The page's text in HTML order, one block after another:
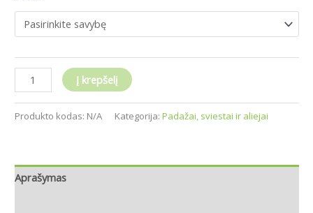
Į krepšelį
Produkto kodas: N/A Kategorija: Padažai, sviestai ir aliejai
Aprašymas